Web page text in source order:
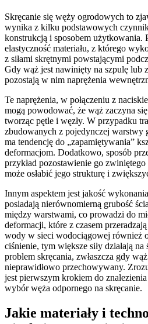
Skręcanie się węży ogrodowych to
wynika z kilku podstawowych
konstrukcją i sposobem użytkowania.
elastyczność materiału, z którego
z siłami skrętnymi powstającymi
Gdy wąż jest nawinięty na szpulę lub
pozostają w nim naprężenia
Te naprężenia, w połączeniu z
mogą powodować, że wąż zaczyna
tworząc pętle i węzły. W przypadku
zbudowanych z pojedynczej warstwy
ma tendencję do „zapamiętywania”
deformacjom. Dodatkowo, sposób
przykład pozostawienie go zwiniętego
może osłabić jego strukturę i
Innym aspektem jest jakość
posiadają nierównomierną grubość
między warstwami, co prowadzi do
deformacji, które z czasem
wody w sieci wodociągowej również
ciśnienie, tym większe siły działają
problem skręcania, zwłaszcza gdy
nieprawidłowo przechowywany.
jest pierwszym krokiem do
wybór węża odpornego na skręcanie.
Jakie materiały i